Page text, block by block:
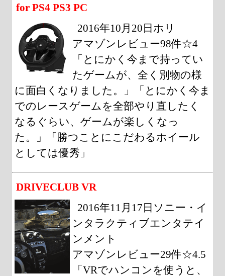
for PS4 PS3 PC
2016年10月20日ホリ
アマゾンレビュー98件☆4
「とにかく今まで持ってい
たゲームが、全く別物の様
に面白くなりました。」「とにかく今ま
でのレースゲームを全部やり直したく
なるぐらい、ゲームが楽しくなっ
た。」「勝つことにこだわるホイール
としては優秀」
DRIVECLUB VR
2016年11月17日ソニー・イ
ンタラクティブエンタテイ
ンメント
アマゾンレビュー29件☆4.5
「VRでハンコンを使うと、